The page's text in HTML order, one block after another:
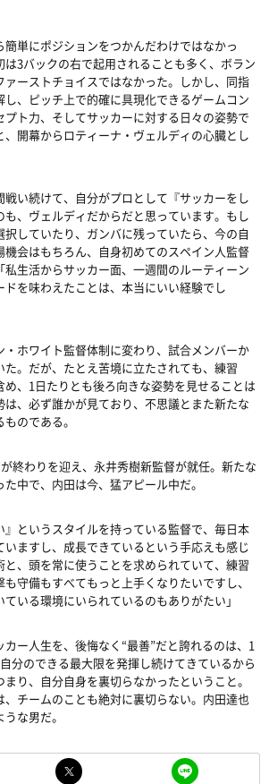
簡単にポジションをつかんだわけではなかっ
3バックの右で起用されることも多く、ボラン
ァーストチョイスではなかった。しかし、同指
、ピッチ上で的確に具現化できるゲームコン
プト力、そしてサッカーに対する日々の姿勢で
開幕からロティーナ・ヴェルディの心臓とし
戦い続けて、自分がプロとして『サッカーをし
、ヴェルディだからだと思っています。もし
していたり、ガンバに残っていたら、今の自
会はもちろん、自身初めてのスペイン人監督
生活からサッカー面、一週間のルーティーン
を味わえたことは、本当にいい経験でし
ホワイト監督体制に変わり、試合メンバーか
た。だが、たとえ苦境に立たされても、練習
、1日たりとも後ろ向きな姿勢を見せることは
、必ず誰かが見ており、不思議とまた新たな
のである。
終わりを迎え、永井秀樹新監督が就任。新たな
中で、内田は今、猛アピール中だ。
』というスタイルを持っている監督で、毎日本
ますし、成長できているという手応えも感じ
と、頭を常に使うことを求められていて、練習
守備もすべてもっと上手くなりたいですし、
いる環境にいられているのもありがたい」
ー人生を、後悔なく“最善”だと誇れるのは、1
分のできる最大限を発揮し続けてきているから
り、自分自身を裏切らなかったということ。
、チームのことも絶対に裏切らない。内田達也
な男だ。